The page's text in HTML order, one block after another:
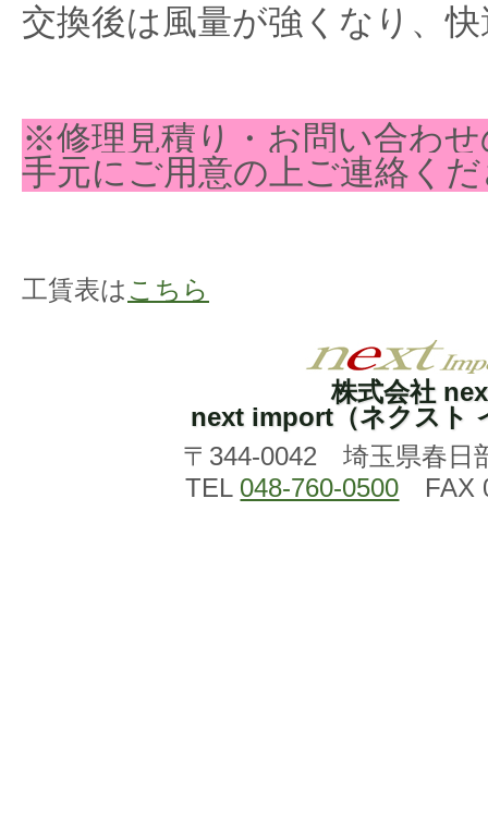
交換後は風量が強くなり、
※修理見積り・お問い合わ
手元にご用意の上ご連絡く
工賃表は こちら
株式会社
next import（ネクスト
〒344-0042 埼玉県春日
TEL 048-760-0500 FAX